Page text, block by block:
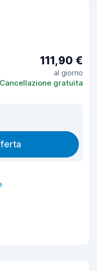
111,90 €
al giorno
Cancellazione gratuita